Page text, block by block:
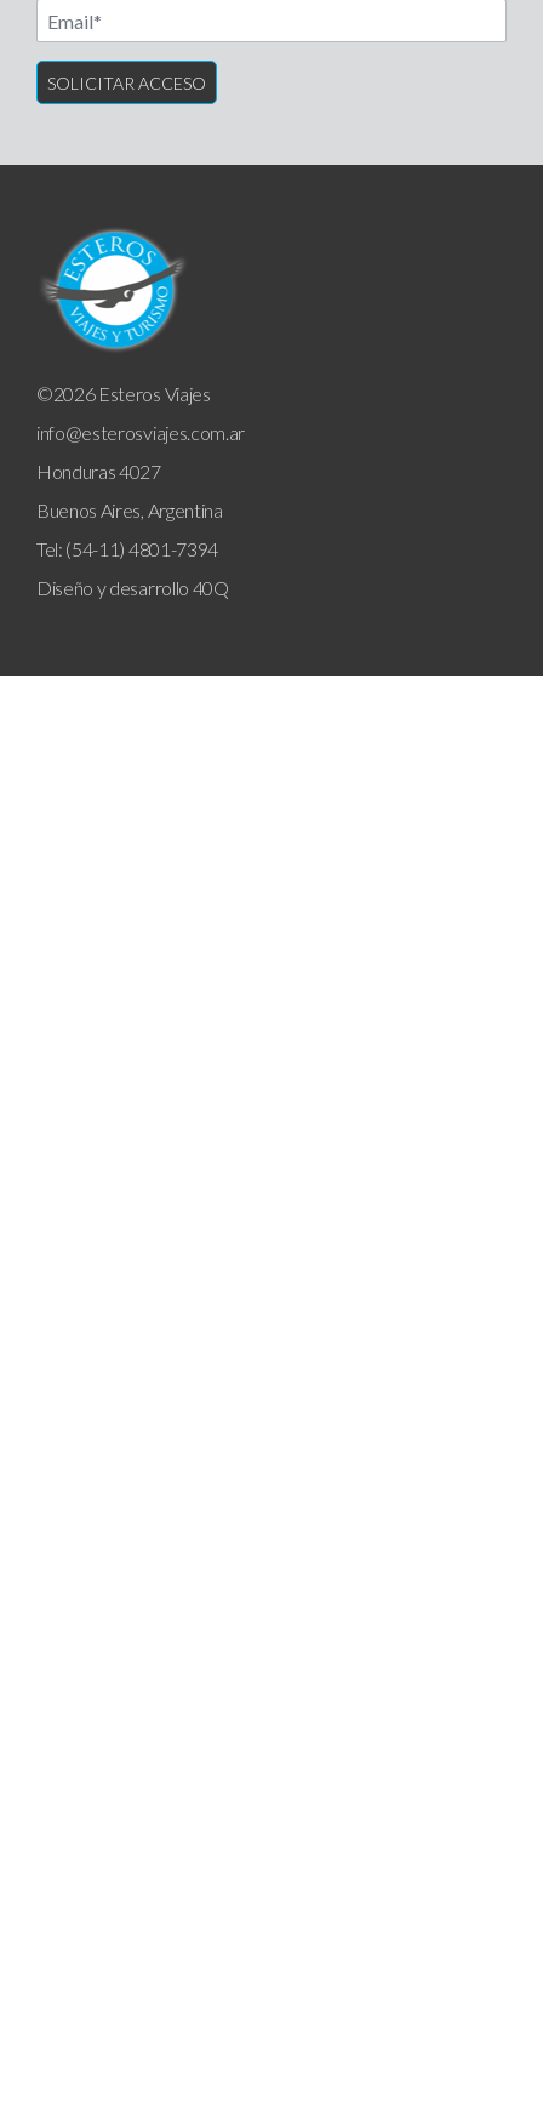
Another label
©2026 Esteros Viajes
info@esterosviajes.com.ar
Honduras 4027
Buenos Aires, Argentina
Tel: (54-11) 4801-7394
Diseño y desarrollo 40Q